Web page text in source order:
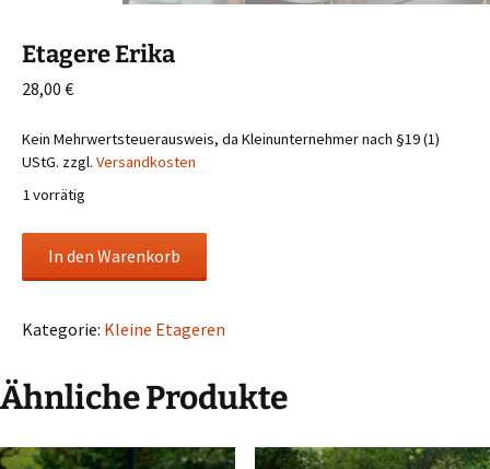
Etagere Erika
28,00 €
Kein Mehrwertsteuerausweis, da Kleinunternehmer nach §19 (1)
UStG. zzgl. Versandkosten
1 vorrätig
In den Warenkorb
Kategorie: Kleine Etageren
Ähnliche Produkte